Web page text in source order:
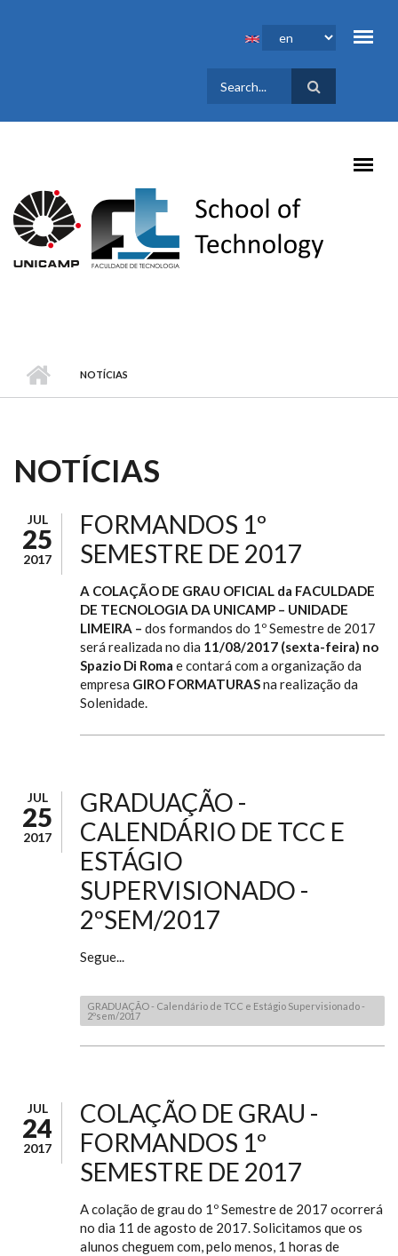
SEARCH
FORM
NOTÍCIAS
NOTÍCIAS
JUL
25
2017
FORMANDOS 1º
SEMESTRE DE 2017
A COLAÇÃO DE GRAU OFICIAL da FACULDADE
DE TECNOLOGIA DA UNICAMP – UNIDADE
LIMEIRA – dos formandos do 1º Semestre de 2017
será realizada no dia 11/08/2017 (sexta-feira) no
Spazio Di Roma e contará com a organização da
empresa GIRO FORMATURASna realização da
Solenidade.
JUL
25
2017
GRADUAÇÃO -
CALENDÁRIO DE TCC E
ESTÁGIO
SUPERVISIONADO -
2ºSEM/2017
Segue...
GRADUAÇÃO - Calendário de TCC e Estágio Supervisionado -
2ºsem/2017
JUL
24
2017
COLAÇÃO DE GRAU -
FORMANDOS 1º
SEMESTRE DE 2017
A colação de grau do 1º Semestre de 2017 ocorrerá
no dia 11 de agosto de 2017. Solicitamos que os
alunos cheguem com, pelo menos, 1 horas de